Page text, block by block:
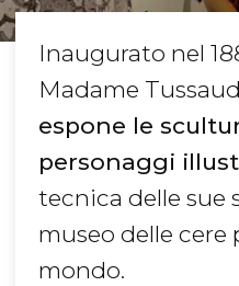
Inaugurato nel
Madame
espone le
personaggi
tecnica delle sue
museo delle cere
mondo.